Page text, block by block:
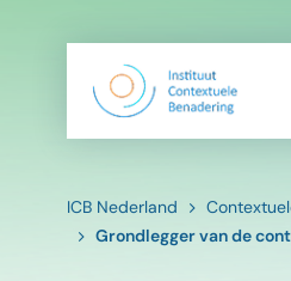
ICB Nederland
Grondlegger van de